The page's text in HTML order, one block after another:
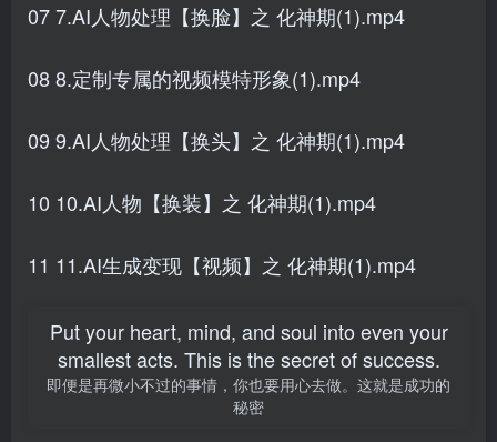
07 7.AI人物处理【换脸】之 化神期(1).mp4
08 8.定制专属的视频模特形象(1).mp4
09 9.AI人物处理【换头】之 化神期(1).mp4
10 10.AI人物【换装】之 化神期(1).mp4
11 11.AI生成变现【视频】之 化神期(1).mp4
Put your heart, mind, and soul into even your
smallest acts. This is the secret of success.
即便是再微小不过的事情，你也要用心去做。这就是成功的
秘密